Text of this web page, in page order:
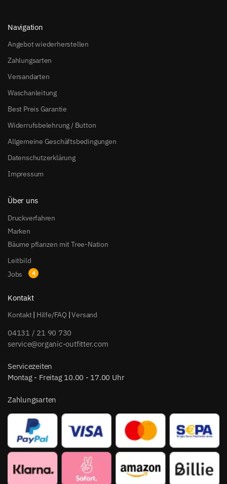
Navigation
Angebot wiederherstellen
Zahlungsarten
Versandarten
Waschanleitung
Best Preis Garantie
Widerrufsbelehrung / Button
Allgemeine Geschäftsbedingungen
Datenschutzerklärung
Impressum
Über uns
Druckverfahren
Marken
Bäume pflanzen mit Tree-Nation
Leitbild
Jobs
Kontakt
Kontakt| Hilfe/FAQ |Versand
04131 / 21 90 730
service@organic-outfitter.com
Servicezeiten
Montag - Freitag 10.00 - 17.00 Uhr
Zahlungsarten